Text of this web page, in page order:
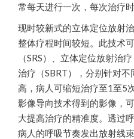
常每天进行一次，每次治疗
现时较新式的立体定位放射
整体疗程时间较短。此技术
（SRS）、立体定位放射治
治疗（SBRT），分别针对
高，病人可缩短治疗至1至5
影像导向技术得到的影像，
大提高治疗的精准度。透过
病人的呼吸节奏发出放射线